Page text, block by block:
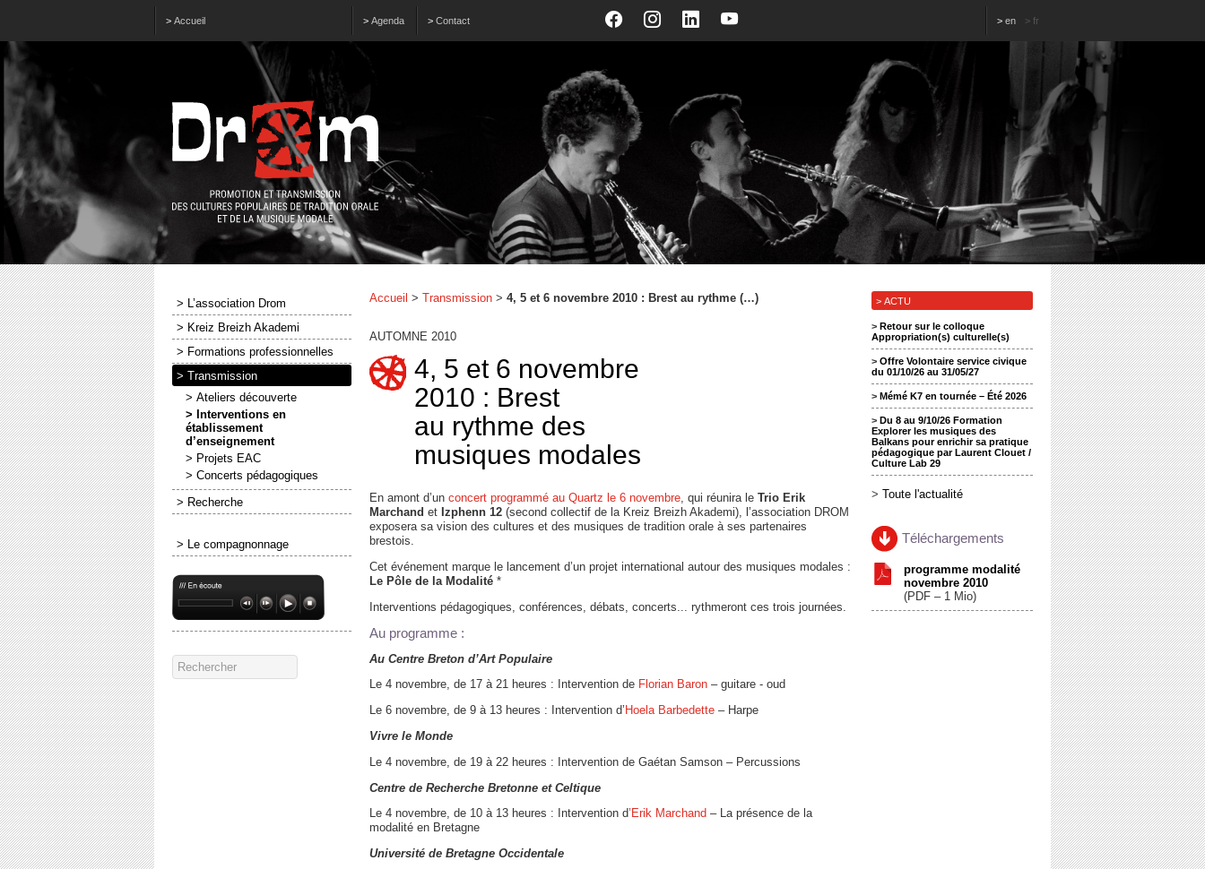
> Accueil > Agenda > Contact > en > fr
> L’association Drom
> Kreiz Breizh Akademi
> Formations professionnelles
> Transmission
> Ateliers découverte
> Interventions en
établissement
d’enseignement
> Projets EAC
> Concerts pédagogiques
> Recherche
> Le compagnonnage
Accueil > Transmission > 4, 5 et 6 novembre 2010 : Brest au rythme (…)
AUTOMNE 2010
4, 5 et 6 novembre
2010 : Brest
au rythme des
musiques modales
En amont d’un concert programmé au Quartz le 6 novembre, qui réunira le Trio Erik
Marchand et Izphenn 12 (second collectif de la Kreiz Breizh Akademi), l’association DROM
exposera sa vision des cultures et des musiques de tradition orale à ses partenaires
brestois.
Cet événement marque le lancement d’un projet international autour des musiques modales :
Le Pôle de la Modalité *
Interventions pédagogiques, conférences, débats, concerts... rythmeront ces trois journées.
Au programme :
Au Centre Breton d’Art Populaire
Le 4 novembre, de 17 à 21 heures : Intervention de Florian Baron – guitare - oud
Le 6 novembre, de 9 à 13 heures : Intervention d’ Hoela Barbedette – Harpe
Vivre le Monde
Le 4 novembre, de 19 à 22 heures : Intervention de Gaétan Samson – Percussions
Centre de Recherche Bretonne et Celtique
Le 4 novembre, de 10 à 13 heures : Intervention d’Erik Marchand – La présence de la
modalité en Bretagne
Université de Bretagne Occidentale
> ACTU
> Retour sur le colloque
Appropriation(s) culturelle(s)
> Offre Volontaire service civique
du 01/10/26 au 31/05/27
> Mémé K7 en tournée – Été 2026
> Du 8 au 9/10/26 Formation
Explorer les musiques des
Balkans pour enrichir sa pratique
pédagogique par Laurent Clouet /
Culture Lab 29
> Toute l'actualité
Téléchargements
programme modalité
novembre 2010
(PDF – 1 Mio)